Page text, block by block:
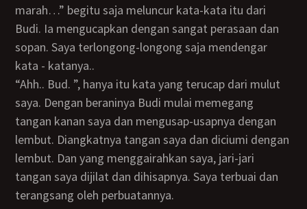
marah…” begitu saja meluncur kata-kata itu dari
Budi. Ia mengucapkan dengan sangat perasaan dan
sopan. Saya terlongong-longong saja mendengar
kata - katanya..
“Ahh.. Bud. ”, hanya itu kata yang terucap dari mulut
saya. Dengan beraninya Budi mulai memegang
tangan kanan saya dan mengusap-usapnya dengan
lembut. Diangkatnya tangan saya dan diciumi dengan
lembut. Dan yang menggairahkan saya, jari-jari
tangan saya dijilat dan dihisapnya. Saya terbuai dan
terangsang oleh perbuatannya.